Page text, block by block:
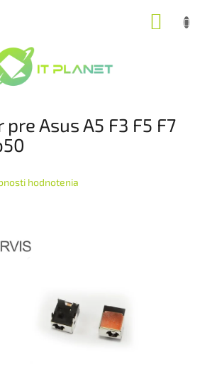
pre Asus A5 F3 F5 F7
hodnotenia